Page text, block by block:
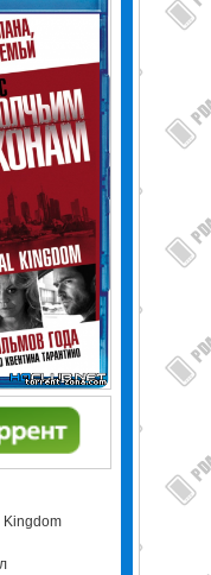
Kingdom